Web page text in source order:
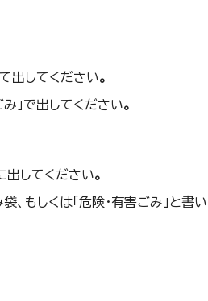
出してください。
」で出してください。
出してください。
、もしくは「危険・有害ごみ」と